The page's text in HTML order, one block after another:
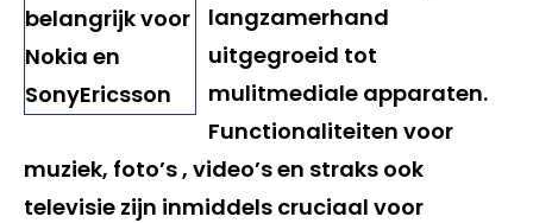
langzamerhand
uitgegroeid tot
mulitmediale apparaten.
Functionaliteiten voor
muziek, foto’s , video’s en straks ook
televisie zijn inmiddels cruciaal voor